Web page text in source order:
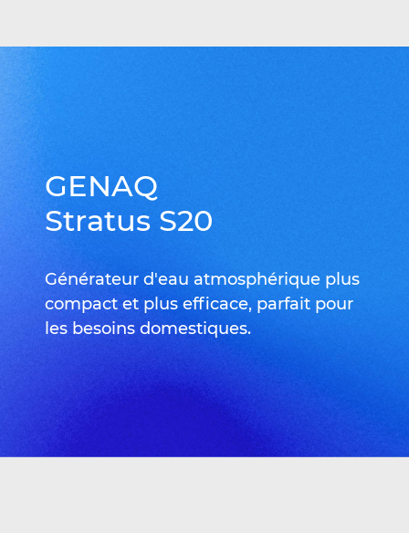
GENAQ
Stratus S20
Générateur d'eau atmosphérique plus
compact et plus efficace, parfait pour
les besoins domestiques.